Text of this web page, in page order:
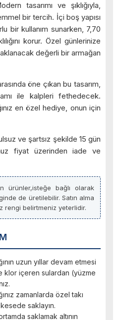
tasarımı ve şıklığıyla,
bir tercih. İçi boş yapısı
bir kullanım sunarken, 7,70
korur. Özel günlerinize
değerli bir armağan
öne çıkan bu tasarım,
ile kalpleri fethedecek.
en özel hediye, onun için
ve şartsız şekilde 15 gün
fiyat üzerinden iade ve
ürünler,isteğe bağlı olarak
de üretilebilir. Satın alma
rengi belirtmeniz yeterlidir.
uzun yıllar devam etmesi
klor içeren sulardan (yüzme
zamanlarda özel takı
saklayın.
saklamak altının